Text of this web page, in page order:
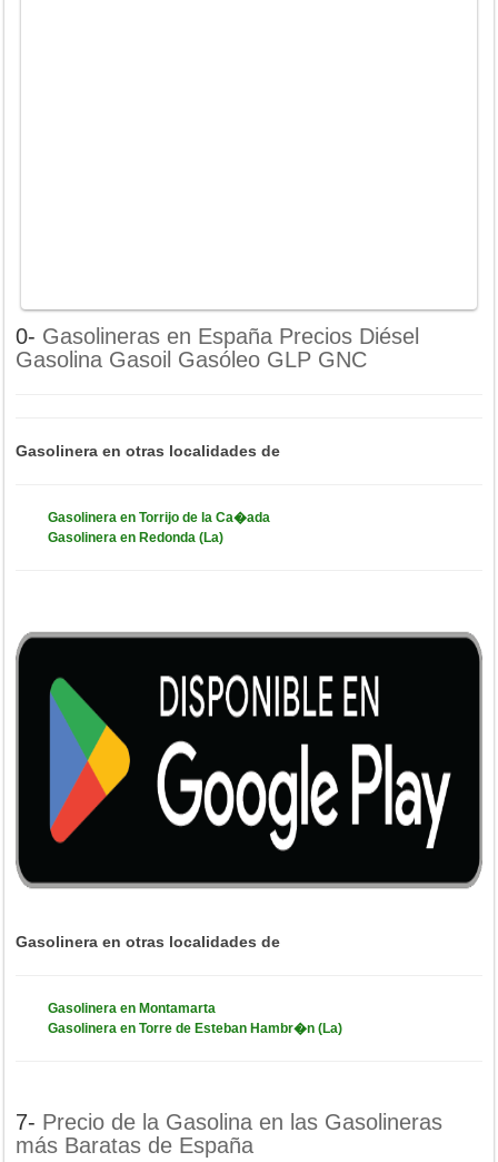
0- Gasolineras en España Precios Diésel
Gasolina Gasoil Gasóleo GLP GNC
Gasolinera en otras localidades de
Gasolinera en Torrijo de la Ca�ada
Gasolinera en Redonda (La)
Gasolinera en otras localidades de
Gasolinera en Montamarta
Gasolinera en Torre de Esteban Hambr�n (La)
7- Precio de la Gasolina en las Gasolineras
más Baratas de España